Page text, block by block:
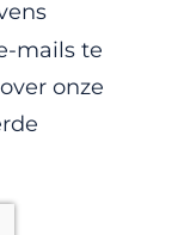
mails te
onze